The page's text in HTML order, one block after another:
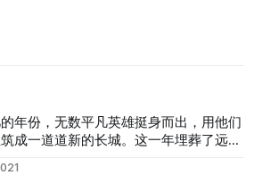
年份，无数平凡英雄挺身而出，用他们
成一道道新的长城。这一年埋葬了远方